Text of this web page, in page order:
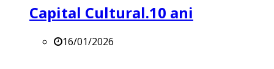
Capital Cultural.10 ani
16/01/2026